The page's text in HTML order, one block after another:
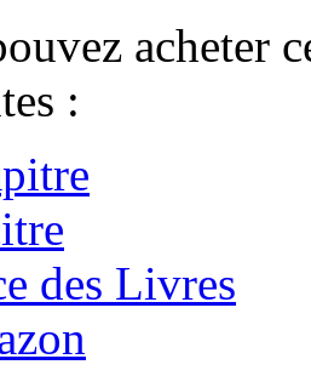
acheter
:
des Livres